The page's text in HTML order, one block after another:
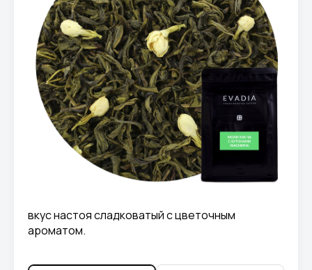
вкус настоя сладковатый с цветочным
ароматом.